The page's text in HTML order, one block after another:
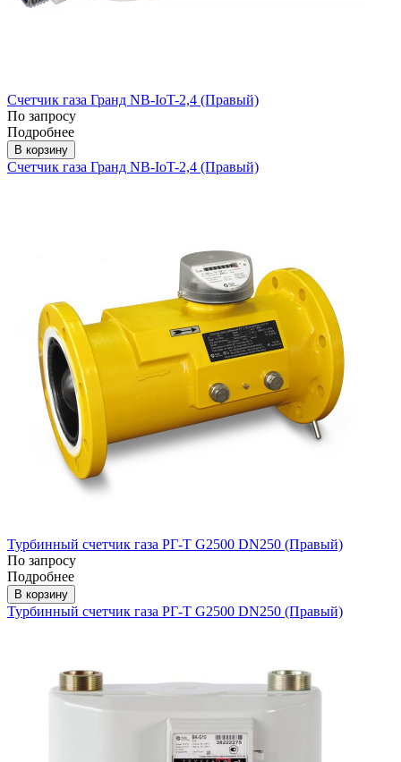
Счетчик газа Гранд NB-IoT-2,4 (Правый)
По запросу
Подробнее
В корзину
Счетчик газа Гранд NB-IoT-2,4 (Правый)
Турбинный счетчик газа РГ-Т G2500 DN250 (Правый)
По запросу
Подробнее
В корзину
Турбинный счетчик газа РГ-Т G2500 DN250 (Правый)